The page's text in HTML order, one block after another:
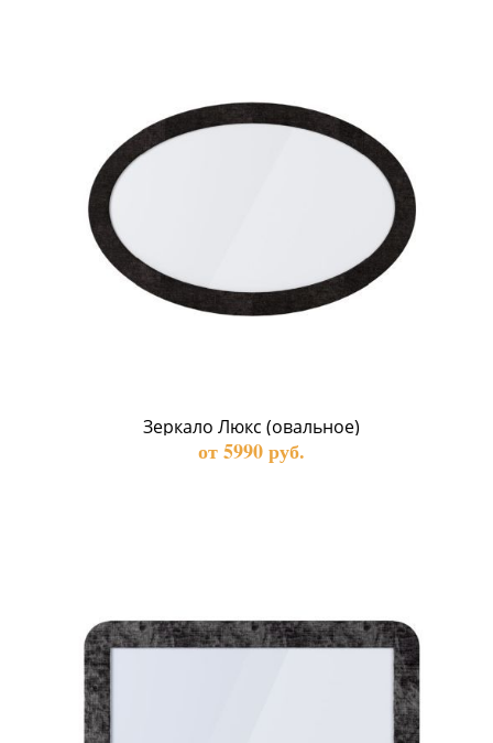
Зеркало Люкс (овальное)
от 5990 руб.